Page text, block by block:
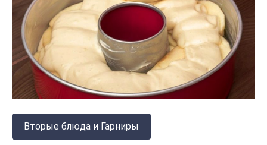
Вторые блюда и Гарниры